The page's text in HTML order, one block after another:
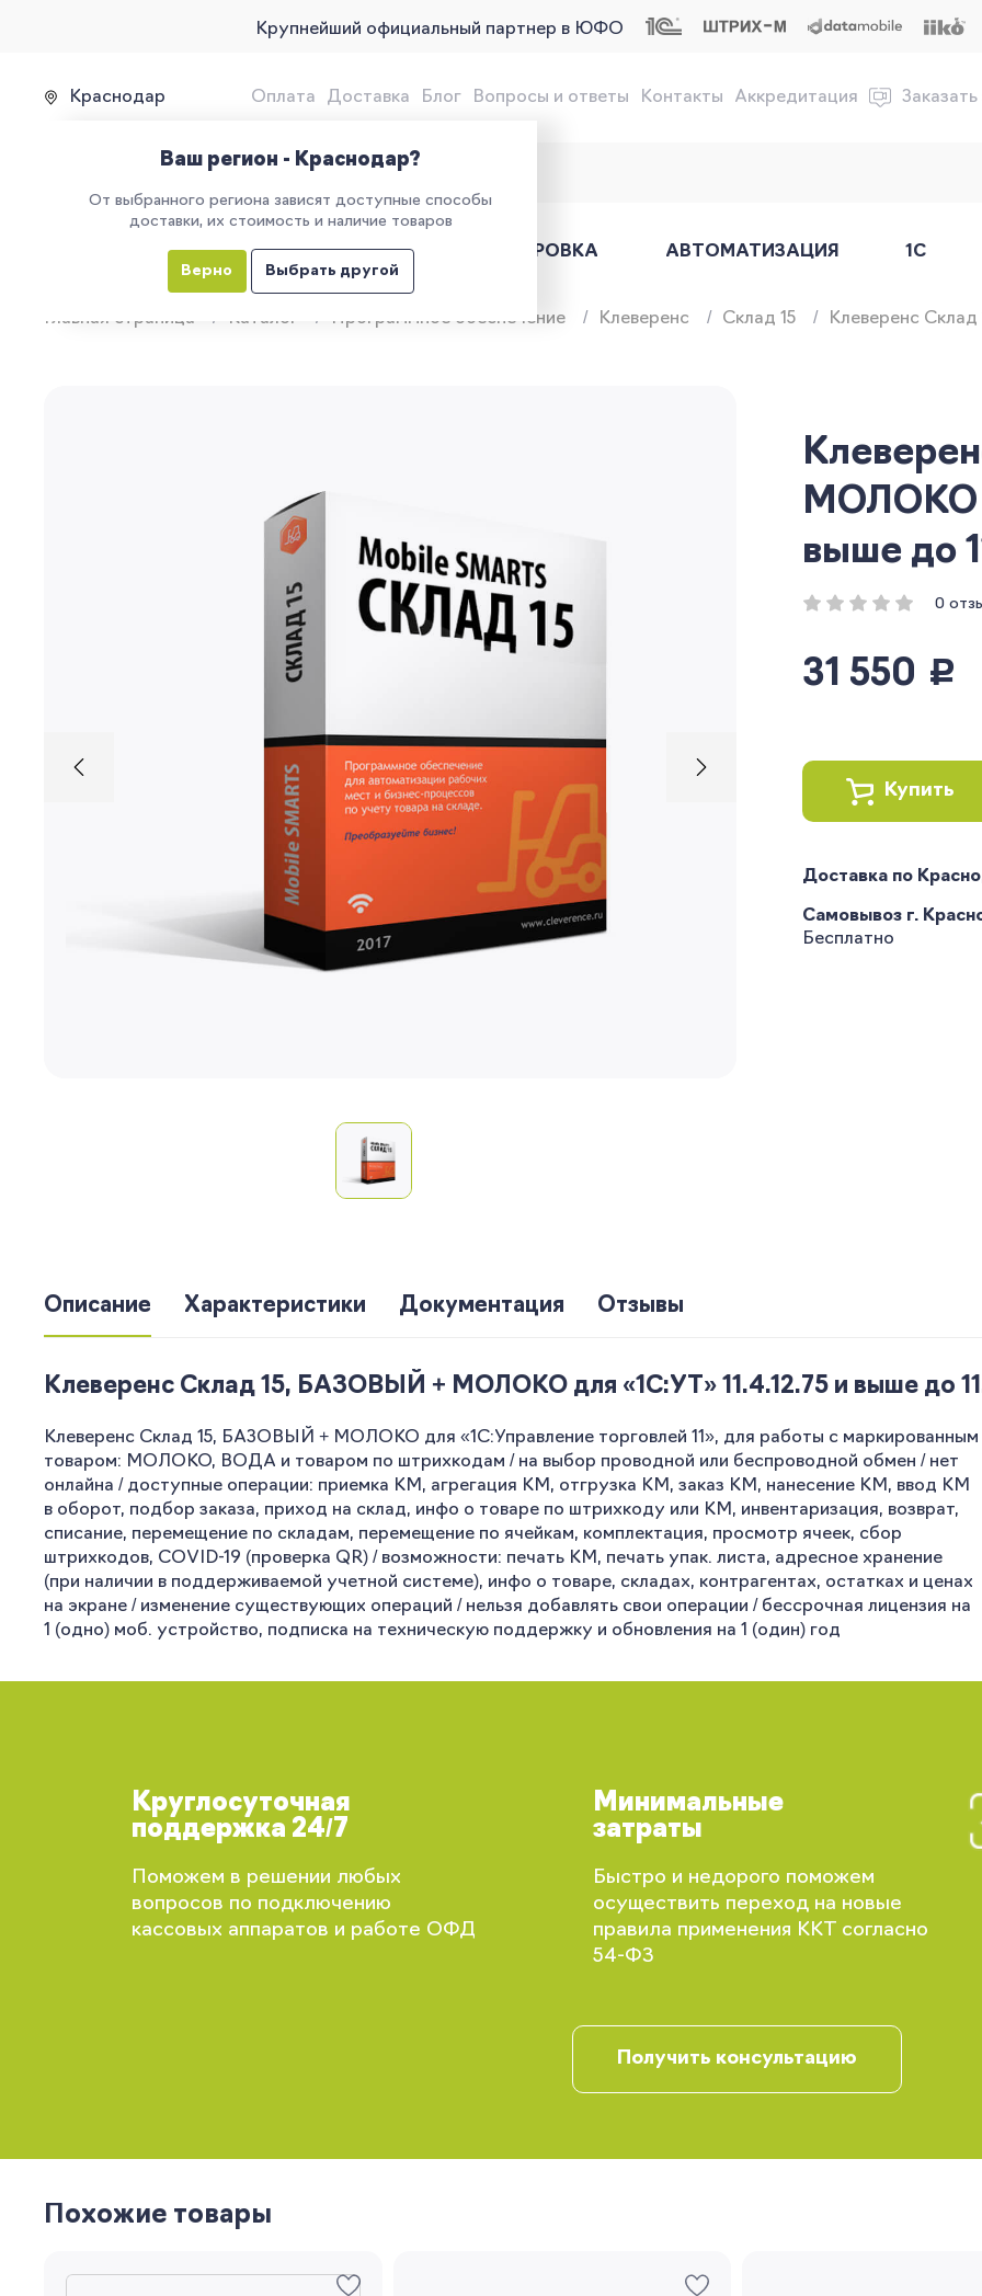
Крупнейший официальный партнер в ЮФО
Краснодар Оплата Доставка Блог Вопросы и ответы Контакты Аккредитация Заказать
Продажа, подключение и обслуживание онлайн-касс
УСЛУГИ ЕГАИС МАРКИРОВКА АВТОМАТИЗАЦИЯ 1С
Главная страница Каталог Программное обеспечение Клеверенс Склад 15 Клеверенс
МОЛОКО
выше до
0
31 550 руб.
Купить
Доставка по
Самовывоз г.
Бесплатно
Описание Характеристики Документация Отзывы
Клеверенс Склад 15, БАЗОВЫЙ + МОЛОКО для «1С:УТ» 11.4.12.75 и выше до
Клеверенс Склад 15, БАЗОВЫЙ + МОЛОКО для «1С:Управление торговлей 11», для работы с маркированным
товаром: МОЛОКО, ВОДА и товаром по штрихкодам / на выбор проводной или беспроводной обмен / нет
онлайна / доступные операции: приемка КМ, агрегация КМ, отгрузка КМ, заказ КМ, нанесение КМ, ввод КМ
в оборот, подбор заказа, приход на склад, инфо о товаре по штрихкоду или КМ, инвентаризация, возврат,
списание, перемещение по складам, перемещение по ячейкам, комплектация, просмотр ячеек, сбор
штрихкодов, COVID-19 (проверка QR) / возможности: печать КМ, печать упак. листа, адресное хранение
(при наличии в поддерживаемой учетной системе), инфо о товаре, складах, контрагентах, остатках и ценах
на экране / изменение существующих операций / нельзя добавлять свои операции / бессрочная лицензия на
1 (одно) моб. устройство, подписка на техническую поддержку и обновления на 1 (один) год
Круглосуточная
поддержка 24/7
Поможем в решении любых
вопросов по подключению
кассовых аппаратов и работе ОФД
Минимальные
затраты
Быстро и недорого поможем
осуществить переход на новые
правила применения ККТ согласно
54-ФЗ
Получить консультацию
Похожие товары
Вы сможете отслеживать статус своих
заказов и получать индивидуальные
рекомендации
Ваш регион - Краснодар?
От выбранного региона зависят доступные способы
доставки, их стоимость и наличие товаров
Верно Выбрать другой